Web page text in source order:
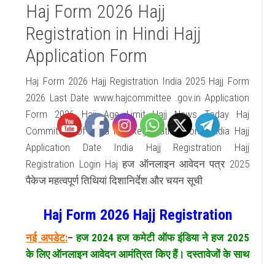
Haj Form 2026 Hajj
Registration in Hindi Hajj
Application Form
Haj Form 2026 Hajj Registration India 2025 Hajj Form
2026 Last Date www.hajcommittee .gov.in Application
Form 2026 Hajj Age Limit Hajj News Today Haj
Committee Of India Haj Registration Form India Hajj
Application Date India Hajj Registration Hajj
Registration Login Haj हज ऑनलाइन आवेदन पत्र 2025
पैकेज महत्वपूर्ण तिथियां दिशानिर्देश और चयन सूची
Haj Form 2026 Hajj Registration
नई अपडेट:–हज 2024 हज कमेटी ऑफ इंडिया ने हज 2025
के लिए ऑनलाइन आवेदन आमंत्रित किए हैं। दस्तावेजों के साथ